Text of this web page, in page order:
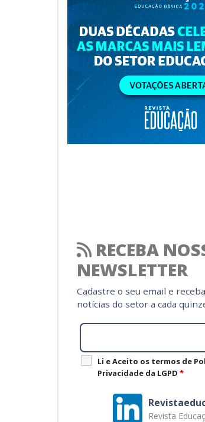
RECEBA
NEWSLETTER
Cadastre o seu email e
notícias do setor a cada
Li e Aceito os termos de
Privacidade da LGPD *
Revista